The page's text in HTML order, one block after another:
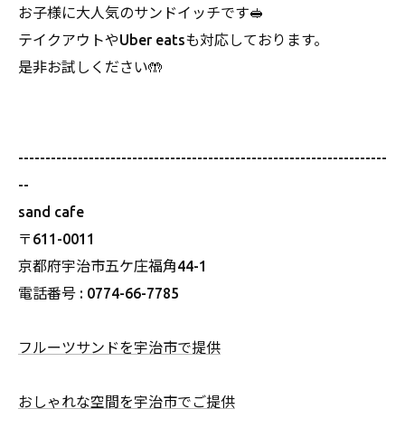
お子様に大人気のサンドイッチです🥪
テイクアウトやUber eatsも対応しております。
是非お試しください🤲
--------------------------------------------------------------------
--
sand cafe
〒611-0011
京都府宇治市五ケ庄福角44-1
電話番号 : 0774-66-7785
フルーツサンドを宇治市で提供
おしゃれな空間を宇治市でご提供